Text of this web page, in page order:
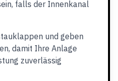
falls der Innenkanal
und geben
damit Ihre Anlage
zuverlässig